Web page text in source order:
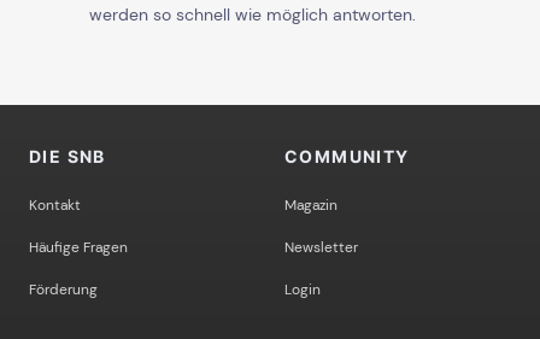
werden so schnell wie möglich antworten.
DIE SNB
Kontakt
Häufige Fragen
Förderung
COMMUNITY
Magazin
Newsletter
Login